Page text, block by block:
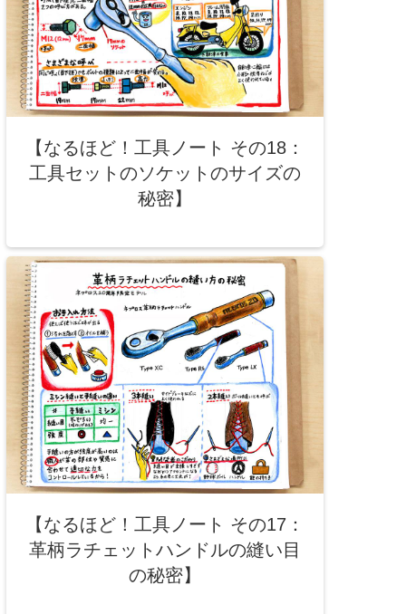
【なるほど！工具ノート その18：
工具セットのソケットのサイズの
秘密】
【なるほど！工具ノート その17：
革柄ラチェットハンドルの縫い目
の秘密】